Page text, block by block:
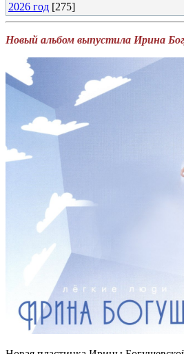
2026 год [275]
Новый альбом выпустила Ирина